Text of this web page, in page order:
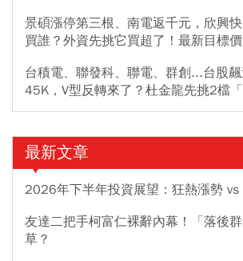
景碩漲停第三根、南電返千元，欣興
買誰？外資先挑它買超了！最新目標
台積電、聯發科、聯電、群創...台股
45K，V型反轉來了？杜金龍先挑2檔「
最新文章
2026年下半年投資展望：狂熱漲勢 vs
友達二把手柯富仁裸辭內幕！「落後
草？